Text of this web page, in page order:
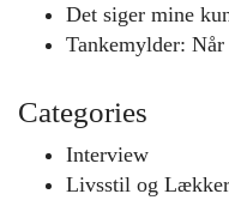
Det siger mine
Tankemylder:
Categories
Interview
Livsstil og